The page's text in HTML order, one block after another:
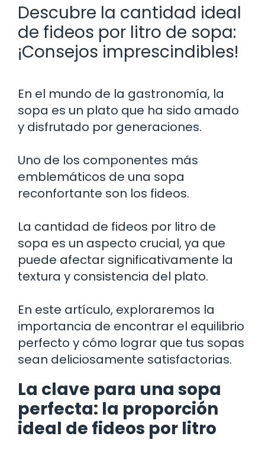
Descubre la cantidad ideal
de fideos por litro de sopa:
¡Consejos imprescindibles!
En el mundo de la gastronomía, la
sopa es un plato que ha sido amado
y disfrutado por generaciones.
Uno de los componentes más
emblemáticos de una sopa
reconfortante son los fideos.
La cantidad de fideos por litro de
sopa es un aspecto crucial, ya que
puede afectar significativamente la
textura y consistencia del plato.
En este artículo, exploraremos la
importancia de encontrar el equilibrio
perfecto y cómo lograr que tus sopas
sean deliciosamente satisfactorias.
La clave para una sopa
perfecta: la proporción
ideal de fideos por litro